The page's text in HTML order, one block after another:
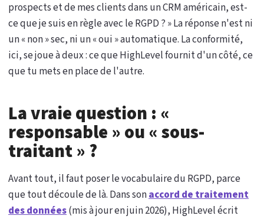
prospects et de mes clients dans un CRM américain, est-
ce que je suis en règle avec le RGPD ? » La réponse n'est ni
un « non » sec, ni un « oui » automatique. La conformité,
ici, se joue à deux : ce que HighLevel fournit d'un côté, ce
que tu mets en place de l'autre.
La vraie question : «
responsable » ou « sous-
traitant » ?
Avant tout, il faut poser le vocabulaire du RGPD, parce
que tout découle de là. Dans sonaccord de traitement
des données(mis à jour en juin 2026), HighLevel écrit